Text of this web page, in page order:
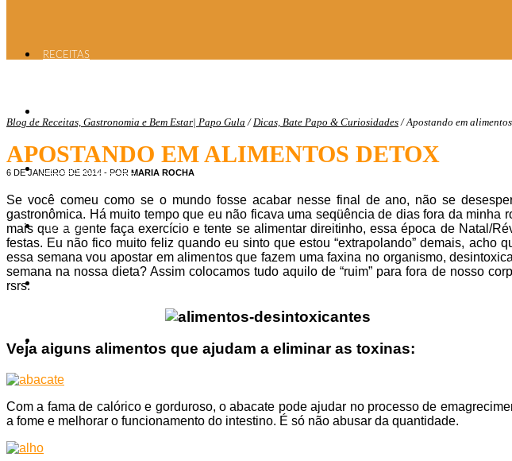
RECEITAS
CARDÁPIO DO DIA
PLAYLIST
S.O.S. GULA
Blog de Receitas, Gastronomia e Bem Estar| Papo Gula /Dicas, Bate Papo & Curiosidades/Apostando em
APOSTANDO EM ALIMENTOS DETOX
6 DE JANEIRO DE 2014 - POR MARIA ROCHA
Se você comeu como se o mundo fosse acabar nesse final de ano, não se
gastronômica. Há muito tempo que eu não ficava uma seqüência de dias fora da minha
mais que a gente faça exercício e tente se alimentar direitinho, essa época de Natal/
festas. Eu não fico muito feliz quando eu sinto que estou “extrapolando” demais, acho
essa semana vou apostar em alimentos que fazem uma faxina no organismo,
semana na nossa dieta? Assim colocamos tudo aquilo de “ruim” para fora de nosso
rsrs.
Veja alguns alimentos que ajudam a eliminar as toxinas:
Com a fama de calórico e gorduroso, o abacate pode ajudar no processo de
a fome e melhorar o funcionamento do intestino. É só não abusar da quantidade.